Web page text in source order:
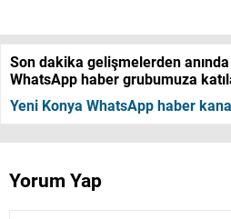
Son dakika gelişmelerden
WhatsApp haber grubumuza
Yeni Konya WhatsApp haber
Yorum Yap